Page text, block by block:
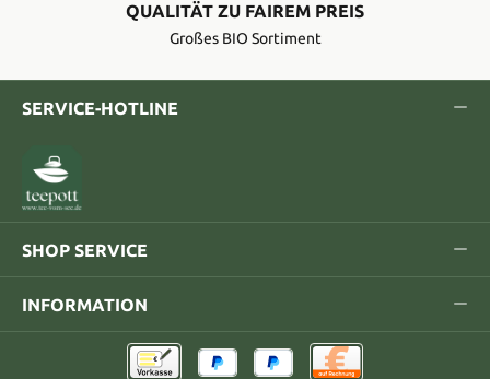
QUALITÄT ZU FAIREM PREIS
Großes BIO Sortiment
SERVICE-HOTLINE
SHOP SERVICE
INFORMATION